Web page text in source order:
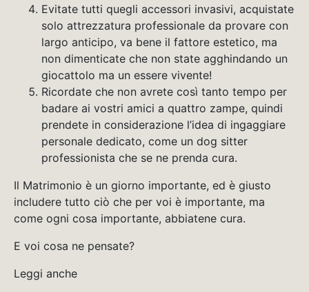
Evitate tutti quegli accessori invasivi, acquistate
solo attrezzatura professionale da provare con
largo anticipo, va bene il fattore estetico, ma
non dimenticate che non state agghindando un
giocattolo ma un essere vivente!
Ricordate che non avrete così tanto tempo per
badare ai vostri amici a quattro zampe, quindi
prendete in considerazione l’idea di ingaggiare
personale dedicato, come un dog sitter
professionista che se ne prenda cura.
Il Matrimonio è un giorno importante, ed è giusto
includere tutto ciò che per voi è importante, ma
come ogni cosa importante, abbiatene cura.
E voi cosa ne pensate?
Leggi anche